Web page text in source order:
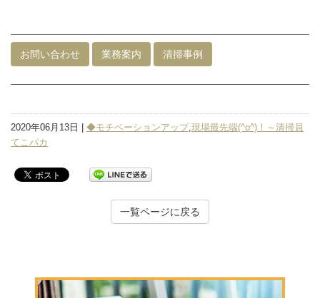
お問い合わせ 業務案内 清掃事例
2020年06月13日 | ◆モチベーションアップ,現場最先端(^o^)！～清掃員
てこパカ
一覧ページに戻る